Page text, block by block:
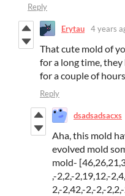
Reply
Erytau 4 years
That cute mold of
for a long time,
for a couple of
Reply
dsadsadsacxs
Aha, this mold
evolved mold
mold-
,-2,2,-2,19,12,-
2,-2,42,-2,-2,-